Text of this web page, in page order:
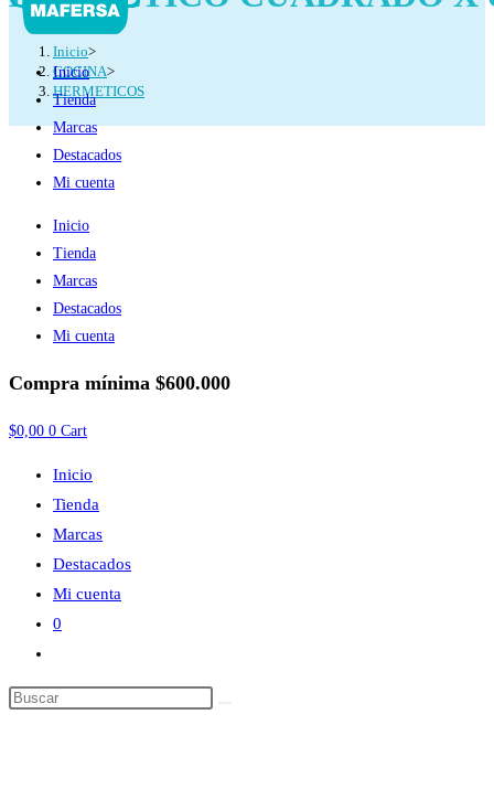
Inicio
Tienda
Marcas
Destacados
Mi cuenta
Inicio
Tienda
Marcas
Destacados
Mi cuenta
Compra mínima $600.000
$0,00 0 Cart
Inicio
Tienda
Marcas
Destacados
Mi cuenta
0
de
Buscar
Inicio>
COCINA>
HERMETICOS